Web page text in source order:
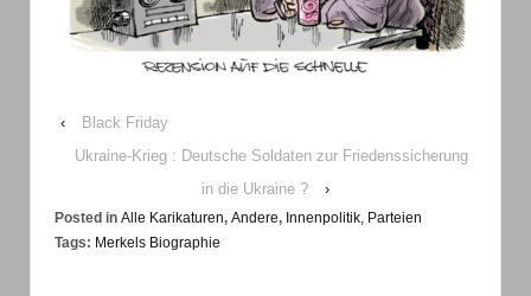
‹
Black Friday
Ukraine-Krieg : Deutsche Soldaten zur Friedenssicherung
in die Ukraine ?
›
Posted in Alle Karikaturen, Andere, Innenpolitik, Parteien
Tags: Merkels Biographie